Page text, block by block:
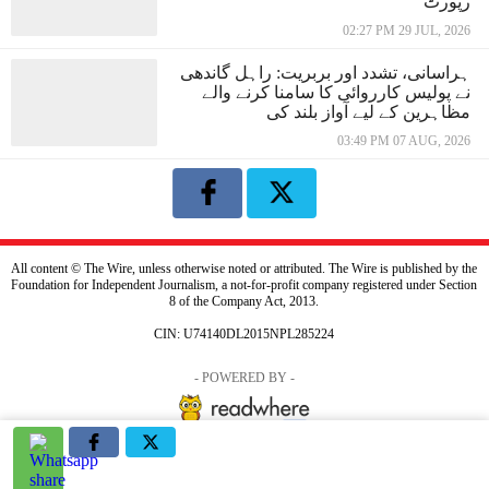
02:27 PM 29 JUL, 2026
ہراسانی، تشدد اور بربریت: راہل گاندھی
نے پولیس کارروائی کا سامنا کرنے والے
مظاہرین کے لیے آواز بلند کی
03:49 PM 07 AUG, 2026
All content © The Wire, unless otherwise noted or attributed. The Wire is published by the
Foundation for Independent Journalism, a not-for-profit company registered under Section
8 of the Company Act, 2013.
CIN: U74140DL2015NPL285224
- POWERED BY -